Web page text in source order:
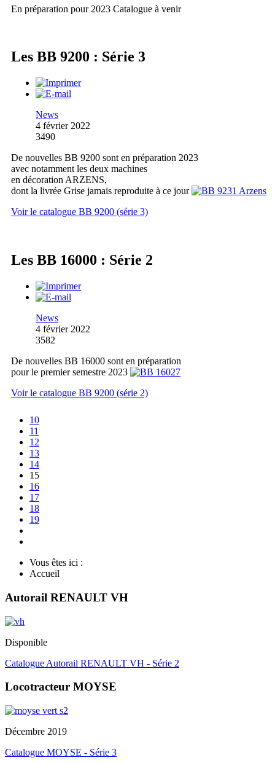
En préparation pour 2023 Catalogue à venir
Les BB 9200 : Série 3
News
4 février 2022
3490
De nouvelles BB 9200 sont en préparation 2023
avec notamment les deux machines
en décoration ARZENS,
dont la livrée Grise jamais reproduite à ce jour
Voir le catalogue BB 9200 (série 3)
Les BB 16000 : Série 2
News
4 février 2022
3582
De nouvelles BB 16000 sont en préparation
pour le premier semestre 2023
Voir le catalogue BB 9200 (série 2)
10
11
12
13
14
15
16
17
18
19
Vous êtes ici :
Accueil
Autorail RENAULT VH
Disponible
Catalogue Autorail RENAULT VH - Série 2
Locotracteur MOYSE
Décembre 2019
Catalogue MOYSE - Série 3